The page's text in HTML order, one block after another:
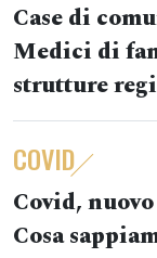
Case di
Medici di
strutture
COVID
Covid,
Cosa